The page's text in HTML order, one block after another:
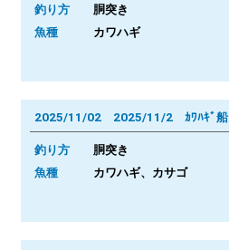
釣り方 胴突き
魚種 カワハギ
2025/11/02 2025/11/2 ｶﾜﾊｷﾞ船
釣り方 胴突き
魚種 カワハギ、カサゴ